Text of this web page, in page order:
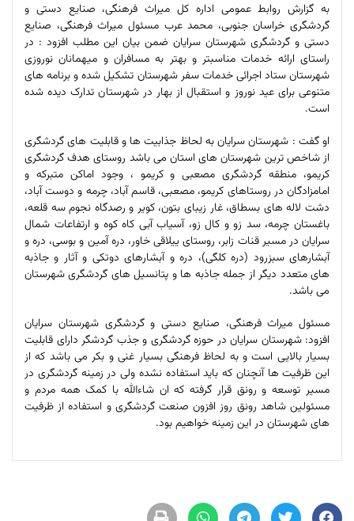
به گزارش روابط عمومی اداره کل میراث فرهنگی، صنایع دستی و
گردشگری خراسان جنوبی، محمد عرب مسئول میراث فرهنگی، صنایع
دستی و گردشگری شهرستان سرایان ضمن بیان این مطلب افزود : در
راستای ارائه خدمات مناسبتر و بهتر به مسافران و میهمانان نوروزی
شهرستان ستاد اجرائی خدمات سفر شهرستان تشکیل شده و برنامه های
متنوعی برای عید نوروز و استقبال از بهار در شهرستان تدارک دیده شده
است.
او گفت : شهرستان سرایان به لحاظ جذابیت ها و قابلیت های گردشگری
از شاخص ترین شهرستان های استان می باشد روستای هدف گردشگری
کریمو، منطقه گردشگری مصعبی و کریمو ، وجود اماکن متبرکه و
امامزادگان در روستاهای کریمو، مصعبی، قاسم آباد، چرمه و دوست آباد،
دشت لاله های بسطاق، غار زیبای بتون، کویر و رصدگاه نجوم سه قلعه،
باغستان چرمه، سد زو و کال زو، آسیاب آبی کاه کوه و ارتفاعات شمال
سرایان در مسیر قنات زابر، روستای ییلاقی خاور، دره آمین و بوسی، دره و
آبشارهای سبزرود (دره کلگی)، دره و آبشارهای دوتکی و آثار و جاذبه
های متعدد دیگر از جمله جاذبه ها و پتانسیل های گردشگری شهرستان
می باشد.
مسئول میراث فرهنگی، صنایع دستی و گردشگری شهرستان سرایان
افزود: شهرستان سرایان در حوزه گردشگری و جذب گردشگر دارای قابلیت
بسیار بالایی است و به لحاظ فرهنگی بسیار غنی و بکر می باشد که از
این ظرفیت ها آنچنان که باید استفاده نشده ولی در زمینه گردشگری در
مسیر توسعه و رونق قرار گرفته که ان شاءالله با کمک همه مردم و
مسئولین شاهد رونق روز افزون صنعت گردشگری و استفاده از ظرفیت
های شهرستان در این زمینه خواهیم بود.